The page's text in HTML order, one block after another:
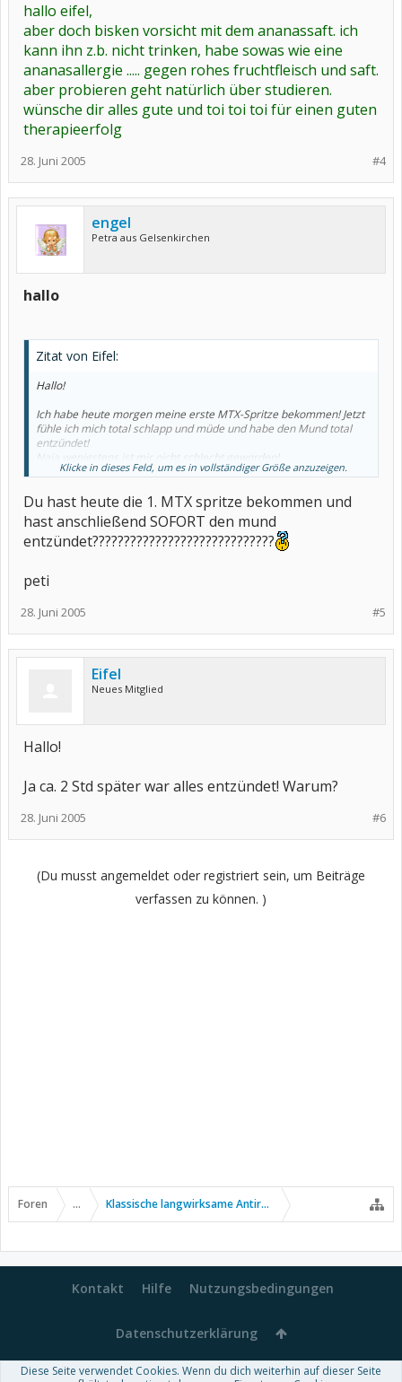
hallo eifel,
aber doch bisken vorsicht mit dem ananassaft. ich
kann ihn z.b. nicht trinken, habe sowas wie eine
ananasallergie ..... gegen rohes fruchtfleisch und saft.
aber probieren geht natürlich über studieren.
wünsche dir alles gute und toi toi toi für einen guten
therapieerfolg
#4
28. Juni 2005
engel
Petra aus Gelsenkirchen
hallo
Zitat von Eifel:
Hallo!
Ich habe heute morgen meine erste MTX-Spritze bekommen! Jetzt
fühle ich mich total schlapp und müde und habe den Mund total
entzündet!
Naja wenigstens ist mir nicht schlecht geworden!
Klicke in dieses Feld, um es in vollständiger Größe anzuzeigen.
Du hast heute die 1. MTX spritze bekommen und
hast anschließend SOFORT den mund
entzündet?????????????????????????????
peti
#5
28. Juni 2005
Eifel
Neues Mitglied
Hallo!
Ja ca. 2 Std später war alles entzündet! Warum?
#6
28. Juni 2005
(Du musst angemeldet oder registriert sein, um Beiträge
verfassen zu können. )
Foren ... Klassische langwirksame Antirheumatika
Kontakt Hilfe Nutzungsbedingungen
Datenschutzerklärung
Diese Seite verwendet Cookies. Wenn du dich weiterhin auf dieser Seite